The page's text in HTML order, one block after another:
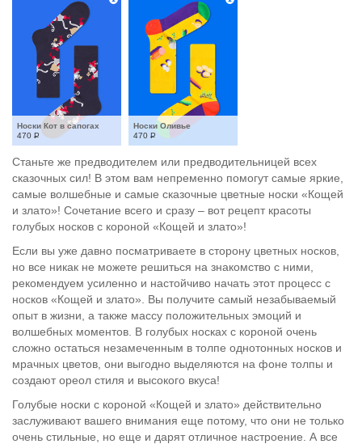
Носки Кот в сапогах
470 Р
Носки Оливье
470 Р
Станьте же предводителем или предводительницей всех
сказочных сил! В этом вам непременно помогут самые яркие,
самые волшебные и самые сказочные цветные носки «Кощей
и злато»! Сочетание всего и сразу – вот рецепт красоты
голубых носков с короной «Кощей и злато»!
Если вы уже давно посматриваете в сторону цветных носков,
но все никак не можете решиться на знакомство с ними,
рекомендуем усиленно и настойчиво начать этот процесс с
носков «Кощей и злато». Вы получите самый незабываемый
опыт в жизни, а также массу положительных эмоций и
волшебных моментов. В голубых носках с короной очень
сложно остаться незамеченным в толпе однотонных носков и
мрачных цветов, они выгодно выделяются на фоне толпы и
создают ореол стиля и высокого вкуса!
Голубые носки с короной «Кощей и злато» действительно
заслуживают вашего внимания еще потому, что они не только
очень стильные, но еще и дарят отличное настроение. А все